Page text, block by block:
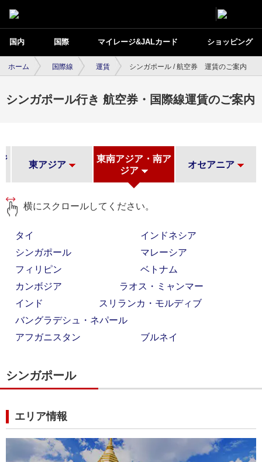
国内 国際 マイレージ&JALカード ショッピング
ホーム 国際線 運賃 シンガポール / 航空券 運賃のご案内
シンガポール行き 航空券・国際線運賃のご案内
東アジア
東南アジア・南ア
ジア
オセアニア
横にスクロールしてください。
タイ
インドネシア
シンガポール
マレーシア
フィリピン
ベトナム
カンボジア
ラオス・ミャンマー
インド
スリランカ・モルディブ
バングラデシュ・ネパール
アフガニスタン
ブルネイ
シンガポール
エリア情報